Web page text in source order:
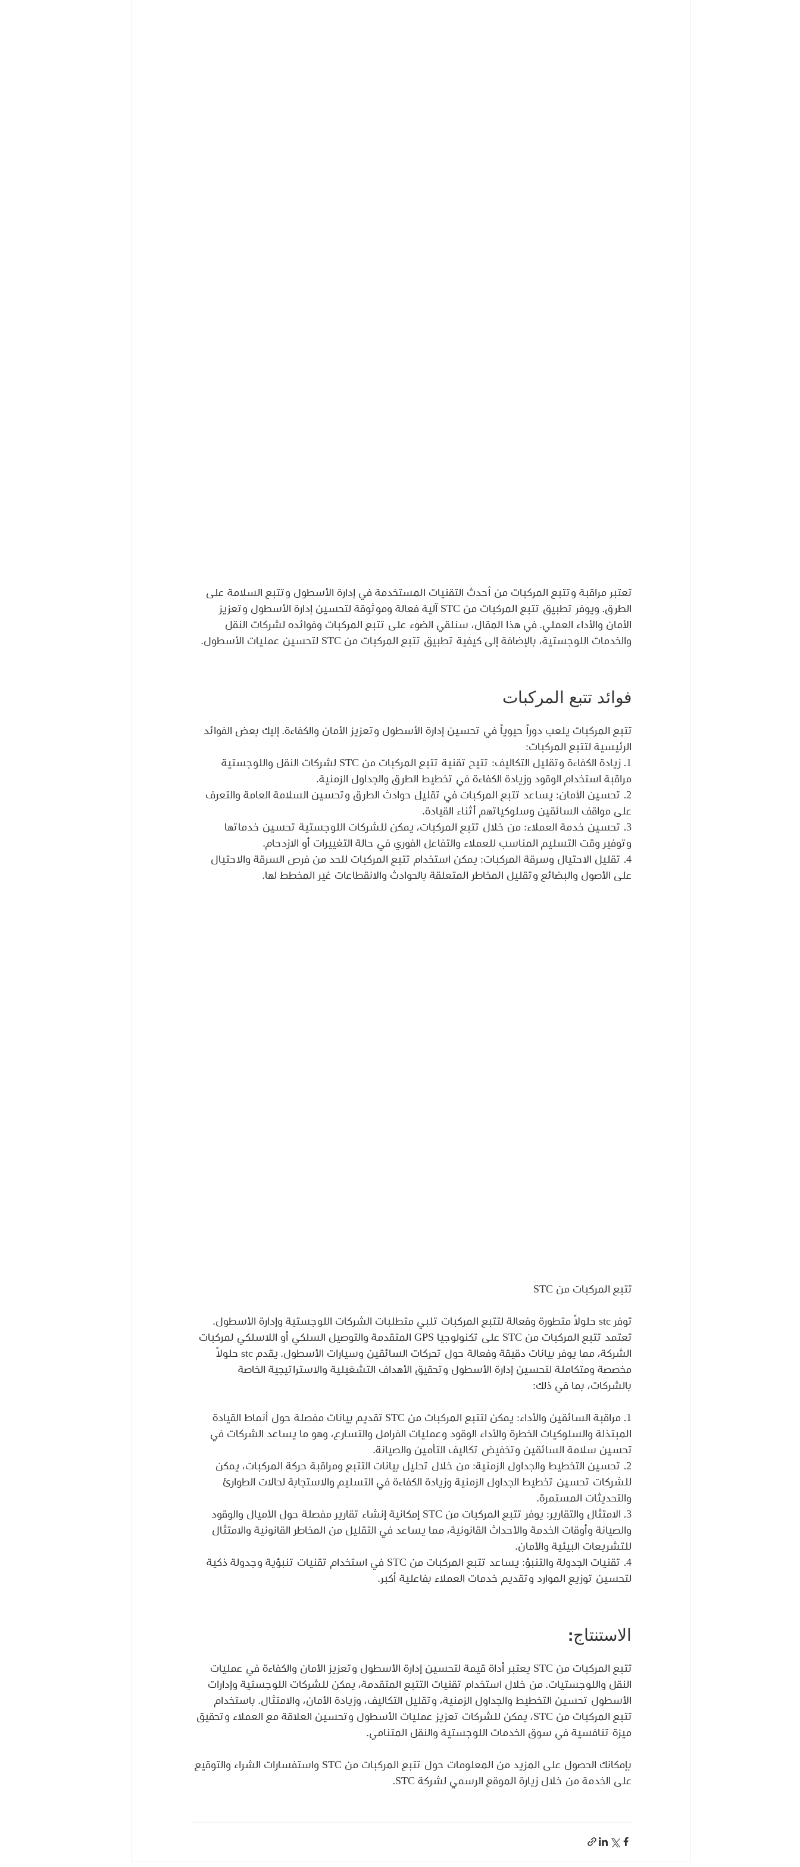
تعتبر مراقبة وتتبع المركبات من أحدث التقنيات المستخدمة في إدارة الأسطول وتتبع السلامة على
الطرق. ويوفر تطبيق تتبع المركبات من STC آلية فعالة وموثوقة لتحسين إدارة الأسطول وتعزيز
الأمان والأداء العملي. في هذا المقال، سنلقي الضوء على تتبع المركبات وفوائده لشركات النقل
والخدمات اللوجستية، بالإضافة إلى كيفية تطبيق تتبع المركبات من STC لتحسين عمليات الأسطول.
فوائد تتبع المركبات
تتبع المركبات يلعب دوراً حيوياً في تحسين إدارة الأسطول وتعزيز الأمان والكفاءة. إليك بعض الفوائد
الرئيسية لتتبع المركبات:
1. زيادة الكفاءة وتقليل التكاليف: تتيح تقنية تتبع المركبات من STC لشركات النقل واللوجستية
مراقبة استخدام الوقود وزيادة الكفاءة في تخطيط الطرق والجداول الزمنية.
2. تحسين الأمان: يساعد تتبع المركبات في تقليل حوادث الطرق وتحسين السلامة العامة والتعرف
على مواقف السائقين وسلوكياتهم أثناء القيادة.
3. تحسين خدمة العملاء: من خلال تتبع المركبات، يمكن للشركات اللوجستية تحسين خدماتها
وتوفير وقت التسليم المناسب للعملاء والتفاعل الفوري في حالة التغييرات أو الازدحام.
4. تقليل الاحتيال وسرقة المركبات: يمكن استخدام تتبع المركبات للحد من فرص السرقة والاحتيال
على الأصول والبضائع وتقليل المخاطر المتعلقة بالحوادث والانقطاعات غير المخطط لها.
تتبع المركبات من STC
توفر stc حلولاً متطورة وفعالة لتتبع المركبات تلبي متطلبات الشركات اللوجستية وإدارة الأسطول.
تعتمد تتبع المركبات من STC على تكنولوجيا GPS المتقدمة والتوصيل السلكي أو اللاسلكي لمركبات
الشركة، مما يوفر بيانات دقيقة وفعالة حول تحركات السائقين وسيارات الأسطول. يقدم stc حلولًا
مخصصة ومتكاملة لتحسين إدارة الأسطول وتحقيق الأهداف التشغيلية والاستراتيجية الخاصة
بالشركات، بما في ذلك:
1. مراقبة السائقين والأداء: يمكن لتتبع المركبات من STC تقديم بيانات مفصلة حول أنماط القيادة
المبتذلة والسلوكيات الخطرة والأداء الوقود وعمليات الفرامل والتسارع، وهو ما يساعد الشركات في
تحسين سلامة السائقين وتخفيض تكاليف التأمين والصيانة.
2. تحسين التخطيط والجداول الزمنية: من خلال تحليل بيانات التتبع ومراقبة حركة المركبات، يمكن
للشركات تحسين تخطيط الجداول الزمنية وزيادة الكفاءة في التسليم والاستجابة لحالات الطوارئ
والتحديثات المستمرة.
3. الامتثال والتقارير: يوفر تتبع المركبات من STC إمكانية إنشاء تقارير مفصلة حول الأميال والوقود
والصيانة وأوقات الخدمة والأحداث القانونية، مما يساعد في التقليل من المخاطر القانونية والامتثال
للتشريعات البيئية والأمان.
4. تقنيات الجدولة والتنبؤ: يساعد تتبع المركبات من STC في استخدام تقنيات تنبؤية وجدولة ذكية
لتحسين توزيع الموارد وتقديم خدمات العملاء بفاعلية أكبر.
الاستنتاج:
تتبع المركبات من STC يعتبر أداة قيمة لتحسين إدارة الأسطول وتعزيز الأمان والكفاءة في عمليات
النقل واللوجستيات. من خلال استخدام تقنيات التتبع المتقدمة، يمكن للشركات اللوجستية وإدارات
الأسطول تحسين التخطيط والجداول الزمنية، وتقليل التكاليف، وزيادة الأمان، والامتثال. باستخدام
تتبع المركبات من STC، يمكن للشركات تعزيز عمليات الأسطول وتحسين العلاقة مع العملاء وتحقيق
ميزة تنافسية في سوق الخدمات اللوجستية والنقل المتنامي.
بإمكانك الحصول على المزيد من المعلومات حول تتبع المركبات من STC واستفسارات الشراء والتوقيع
على الخدمة من خلال زيارة الموقع الرسمي لشركة STC.